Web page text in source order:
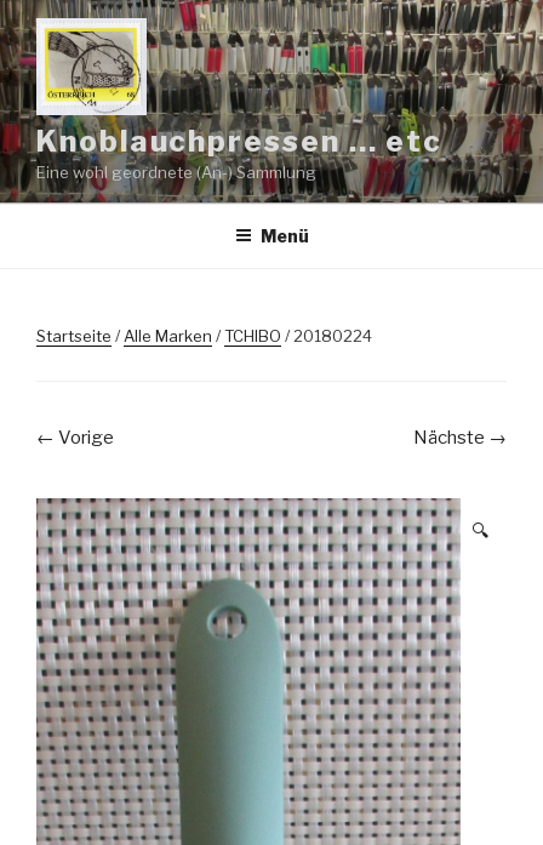
Zum
Inhalt
springen
Knoblauchpressen … etc
Eine wohl geordnete (An-) Sammlung
Menü
Startseite /Alle Marken /TCHIBO / 20180224
← Vorige Nächste →
🔍